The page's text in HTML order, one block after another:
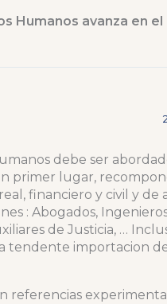
Humanos avanza en el
debe ser
primer lugar,
financiero y civil y de
: Abogados,
de Justicia, …
tendente importacion
referencias